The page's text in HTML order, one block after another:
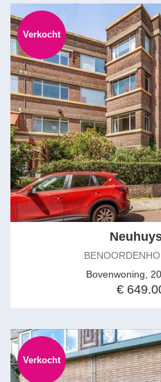
Verkocht
Bovenwoning,
€
Verkocht